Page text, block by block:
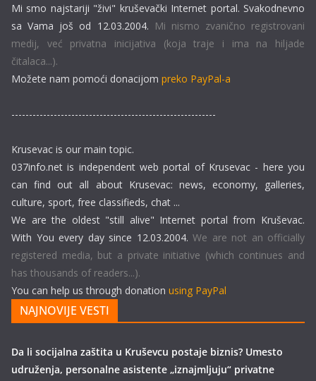
Mi smo najstariji "živi" kruševački Internet portal. Svakodnevno
sa Vama još od 12.03.2004. Mi nismo zvanično registrovani
medij, već privatna inicijativa (koja traje i ima na hiljade
čitalaca...).
Možete nam pomoći donacijom preko PayPal-a
----------------------------------------------------------
Krusevac is our main topic.
037info.net is independent web portal of Krusevac - here you
can find out all about Krusevac: news, economy, galleries,
culture, sport, free classifieds, chat ...
We are the oldest "still alive" Internet portal from Kruševac.
With You every day since 12.03.2004. We are not an officially
registered media, but a private initiative (which continues and
has thousands of readers...).
You can help us through donation using PayPal
NAJNOVIJE VESTI
Da li socijalna zaštita u Kruševcu postaje biznis? Umesto
udruženja, personalne asistente „iznajmljuju“ privatne